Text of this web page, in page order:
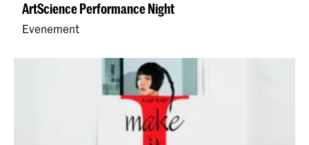
ArtScience Performance Night
Evenement